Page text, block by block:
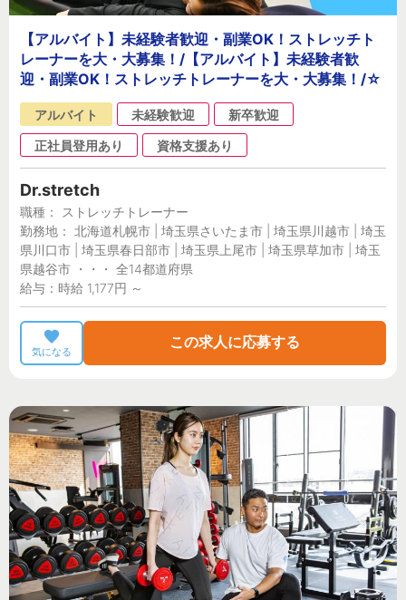
【アルバイト】未経験者歓迎・副業OK！ストレッチト
レーナーを大・大募集！/【アルバイト】未経験者歓
迎・副業OK！ストレッチトレーナーを大・大募集！/☆
アルバイト 未経験歓迎
新卒歓迎
正社員登用あり
資格支援あり
Dr.stretch
職種： ストレッチトレーナー
勤務地： 北海道札幌市 | 埼玉県さいたま市 | 埼玉県川越市 | 埼玉
県川口市 | 埼玉県春日部市 | 埼玉県上尾市 | 埼玉県草加市 | 埼玉
県越谷市 ・・・ 全14都道府県
給与：時給 1,177円 ～
気になる
この求人に応募する